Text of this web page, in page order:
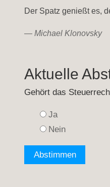
Der Spatz genießt es,
— Michael Klonovsky
Aktuelle
Gehört das
Ja
Nein